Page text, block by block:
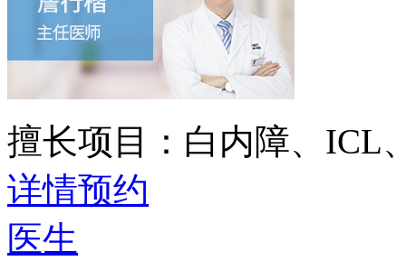
擅长项目： 白内障、ICL
详情预约
医生